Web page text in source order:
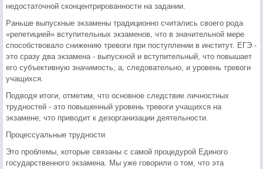
недостаточной сконцентрированности на задании.
Раньше выпускные экзамены традиционно считались своего рода
«репетицией» вступительных экзаменов, что в значительной мере
способствовало снижению тревоги при поступлении в институт. ЕГЭ -
это сразу два экзамена - выпускной и вступительный, что повышает
его субъективную значимость, а, следовательно, и уровень тревоги
учащихся.
Подводя итоги, отметим, что основное следствие личностных
трудностей - это повышенный уровень тревоги учащихся на
экзамене, что приводит к дезорганизации деятельности.
Процессуальные трудности
Это проблемы, которые связаны с самой процедурой Единого
государственного экзамена. Мы уже говорили о том, что эта